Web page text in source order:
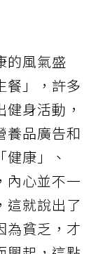
的風氣盛
餐」，許多
身活動，
養品廣告和
康」、
內心並不一
這就說出了
為貧乏，才